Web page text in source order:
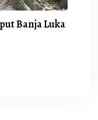
Banja Luka